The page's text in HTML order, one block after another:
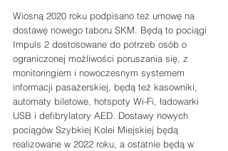
Wiosną 2020 roku podpisano też umowę na
dostawę nowego taboru SKM. Będą to pociągi
Impuls 2 dostosowane do potrzeb osób o
ograniczonej możliwości poruszania się, z
monitoringiem i nowoczesnym systemem
informacji pasażerskiej, będą też kasowniki,
automaty biletowe, hotspoty Wi-Fi, ładowarki
USB i defibrylatory AED. Dostawy nowych
pociągów Szybkiej Kolei Miejskiej będą
realizowane w 2022 roku, a ostatnie będą w